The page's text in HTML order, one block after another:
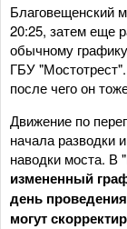
Благовещенский
20:25, затем еще
обычному
ГБУ
после чего он
Движение по
начала разводки
наводки моста. В
измененный
день
могут